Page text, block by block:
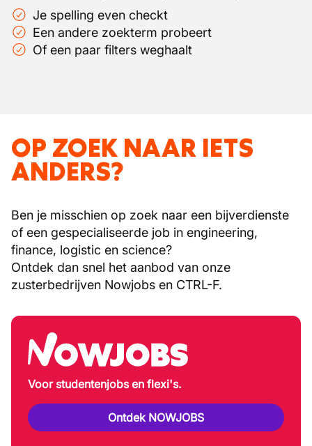
Je spelling even checkt
Een andere zoekterm probeert
Of een paar filters weghaalt
OP ZOEK NAAR IETS
ANDERS?
Ben je misschien op zoek naar een bijverdienste
of een gespecialiseerde job in engineering,
finance, logistic en science?
Ontdek dan snel het aanbod van onze
zusterbedrijven Nowjobs en CTRL-F.
Voor studentenjobs en flexi's.
Ontdek NOWJOBS